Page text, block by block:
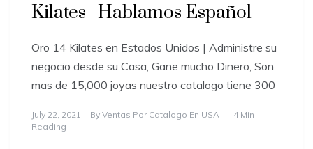
Kilates | Hablamos Español
Oro 14 Kilates en Estados Unidos | Administre su
negocio desde su Casa, Gane mucho Dinero, Son
mas de 15,000 joyas nuestro catalogo tiene 300
July 22, 2021 By Ventas Por Catalogo En USA
4 Min
Reading